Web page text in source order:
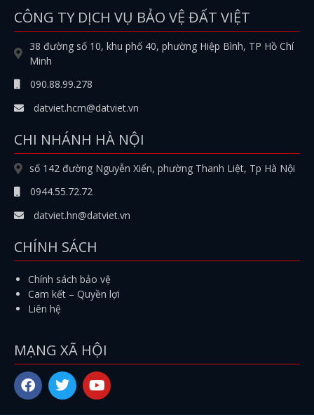
CÔNG TY DỊCH VỤ BẢO VỆ ĐẤT VIỆT
38 đường số 10, khu phố 40, phường Hiệp Bình, TP Hồ Chí
Minh
090.88.99.278
datviet.hcm@datviet.vn
CHI NHÁNH HÀ NỘI
số 142 đường Nguyễn Xiển, phường Thanh Liệt, Tp Hà Nội
0944.55.72.72
datviet.hn@datviet.vn
CHÍNH SÁCH
Chính sách bảo vệ
Cam kết – Quyền lợi
Liên hệ
MẠNG XÃ HỘI